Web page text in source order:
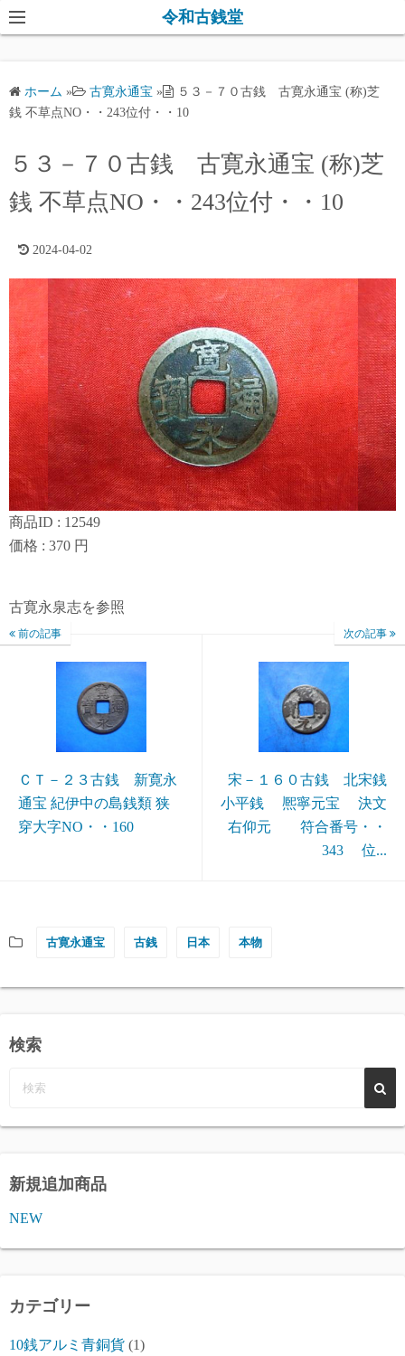
コ
ン
ツ
ッ
令和古銭堂
ホーム » 古寛永通宝 »
５３－７０古銭 古寛永通宝 (称)芝
銭 不草点NO・・243位付・・10
５３－７０古銭 古寛永通宝 (称)芝
銭 不草点NO・・243位付・・10
2024-04-02
商品ID : 12549
価格 : 370 円
古寛永泉志を参照
前の記事
ＣＴ－２３古銭 新寛永
通宝 紀伊中の島銭類 狭
穿大字NO・・160
次の記事
宋－１６０古銭 北宋銭
小平銭 熈寧元宝 決文
右仰元 符合番号・・
343 位...
古寛永通宝 古銭 日本 本物
検索
新規追加商品
NEW
カテゴリー
10銭アルミ青銅貨 (1)